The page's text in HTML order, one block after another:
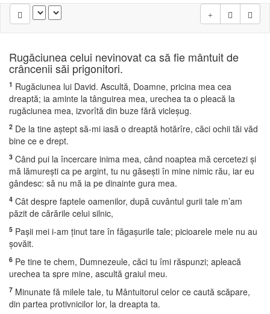
Rugăciunea celui nevinovat ca să fie mântuit de
crâncenii săi prigonitori.
1 Rugăciunea lui David. Ascultă, Doamne, pricina mea cea
dreaptă; ia aminte la tânguirea mea, urechea ta o pleacă la
rugăciunea mea, izvorîtă din buze fără vicleşug.
2 De la tine aştept să-mi iasă o dreaptă hotărîre, căci ochii tăi văd
bine ce e drept.
3 Când pui la încercare inima mea, când noaptea mă cercetezi şi
mă lămureşti ca pe argint, tu nu găseşti în mine nimic rău, iar eu
gândesc: să nu mă ia pe dinainte gura mea.
4 Cât despre faptele oamenilor, după cuvântul gurii tale m’am
păzit de cărările celui silnic,
5 Paşii mei i-am ţinut tare în făgaşurile tale; picioarele mele nu au
şovăit.
6 Pe tine te chem, Dumnezeule, căci tu îmi răspunzi; apleacă
urechea ta spre mine, ascultă graiul meu.
7 Minunate fă milele tale, tu Mântuitorul celor ce caută scăpare,
din partea protivnicilor lor, la dreapta ta.